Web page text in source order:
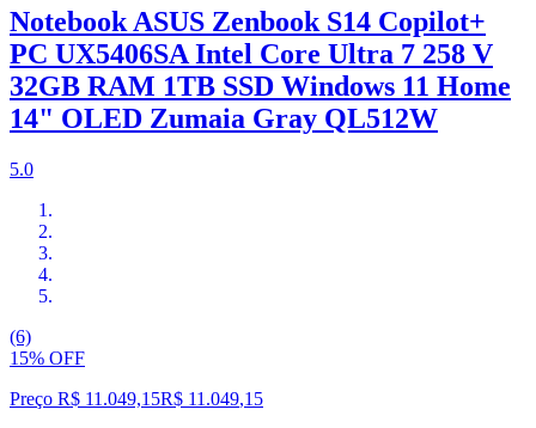
Notebook ASUS Zenbook S14 Copilot+
PC UX5406SA Intel Core Ultra 7 258 V
32GB RAM 1TB SSD Windows 11 Home
14" OLED Zumaia Gray QL512W
5.0
(6)
15% OFF
Preço R$ 11.049,15R$ 11.049,15